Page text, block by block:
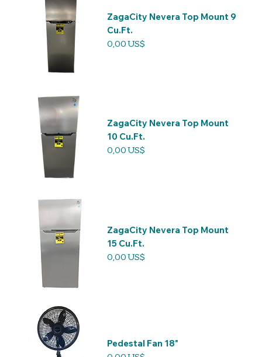
ZagaCity Nevera Top Mount 9
Cu.Ft.
Precio
0,00 US$
ZagaCity Nevera Top Mount
10 Cu.Ft.
Precio
0,00 US$
ZagaCity Nevera Top Mount
15 Cu.Ft.
Precio
0,00 US$
Pedestal Fan 18"